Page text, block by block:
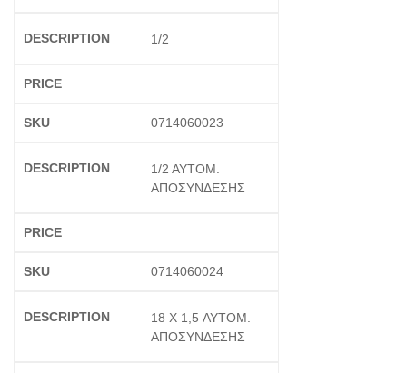
1/2
0714060023
1/2 ΑΥΤΟΜ.
ΑΠΟΣΥΝΔΕΣΗΣ
0714060024
18 X 1,5 ΑΥΤΟΜ.
ΑΠΟΣΥΝΔΕΣΗΣ